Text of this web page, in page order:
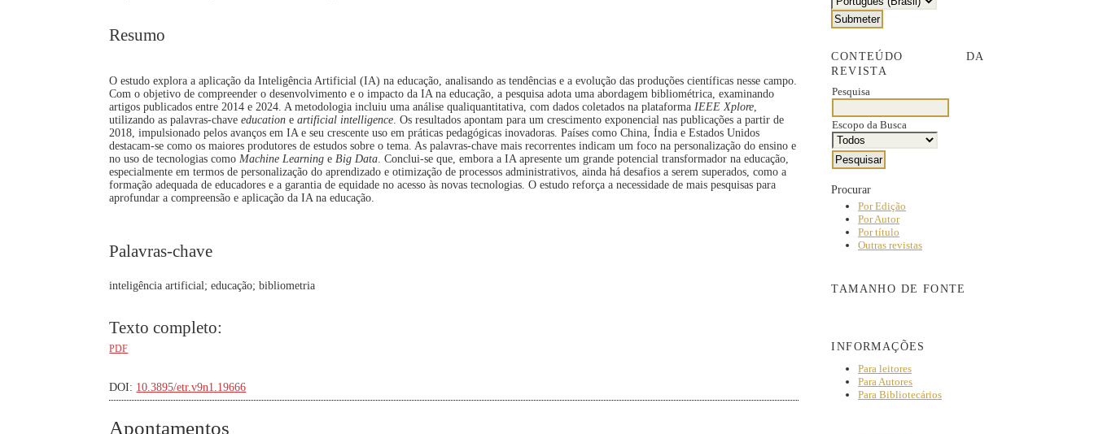
CONTEÚDO DA
REVISTA
Pesquisa
Escopo da Busca
Procurar
Por Edição
Por Autor
Por título
Outras revistas
TAMANHO DE FONTE
INFORMAÇÕES
Para leitores
Para Autores
Para Bibliotecários
Resumo
O estudo explora a aplicação da Inteligência Artificial (IA) na educação, analisando as tendências e a evolução das produções científicas nesse campo.
Com o objetivo de compreender o desenvolvimento e o impacto da IA na educação, a pesquisa adota uma abordagem bibliométrica, examinando
artigos publicados entre 2014 e 2024. A metodologia incluiu uma análise qualiquantitativa, com dados coletados na plataforma IEEE Xplore
utilizando as palavras-chaveeducation eartificial intelligence . Os resultados apontam para um crescimento exponencial nas publicações a partir de
2018, impulsionado pelos avanços em IA e seu crescente uso em práticas pedagógicas inovadoras. Países como China, Índia e Estados Unidos
destacam-se como os maiores produtores de estudos sobre o tema. As palavras-chave mais recorrentes indicam um foco na personalização do ensino e
no uso de tecnologias como Machine Learning e Big Data . Conclui-se que, embora a IA apresente um grande potencial transformador na educação,
especialmente em termos de personalização do aprendizado e otimização de processos administrativos, ainda há desafios a serem superados, como a
formação adequada de educadores e a garantia de equidade no acesso às novas tecnologias. O estudo reforça a necessidade de mais pesquisas para
aprofundar a compreensão e aplicação da IA na educação.
Palavras-chave
inteligência artificial; educação; bibliometria
Texto completo:
PDF
DOI: 10.3895/etr.v9n1.19666
Apontamentos